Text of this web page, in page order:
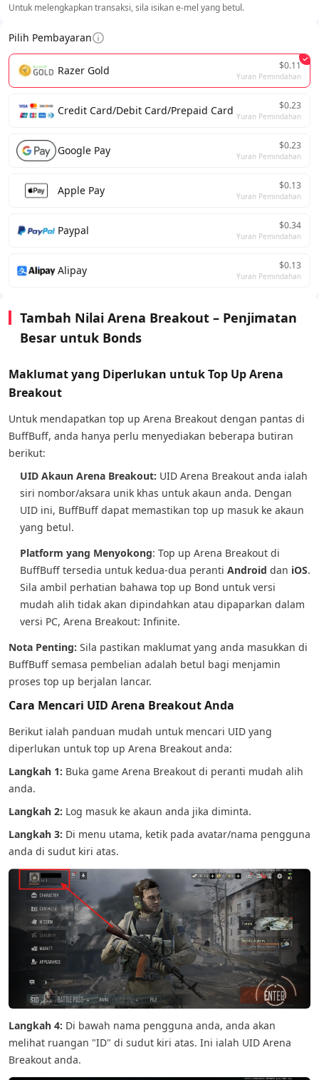
Untuk melengkapkan transaksi, sila isikan e-mel yang betul.
Pilih Pembayaran
Razer Gold $0.11
Yuran Pemindahan
Credit Card/Debit Card/Prepaid Card $0.23
Yuran Pemindahan
Google Pay $0.23
Yuran Pemindahan
Apple Pay $0.13
Yuran Pemindahan
Paypal $0.34
Yuran Pemindahan
Alipay $0.13
Yuran Pemindahan
Tambah Nilai Arena Breakout – Penjimatan
Besar untuk Bonds
Maklumat yang Diperlukan untuk Top Up Arena
Breakout
Untuk mendapatkan top up Arena Breakout dengan pantas di
BuffBuff, anda hanya perlu menyediakan beberapa butiran
berikut:
UID Akaun Arena Breakout: UID Arena Breakout anda ialah
siri nombor/aksara unik khas untuk akaun anda. Dengan
UID ini, BuffBuff dapat memastikan top up masuk ke akaun
yang betul.
Platform yang Menyokong: Top up Arena Breakout di
BuffBuff tersedia untuk kedua-dua peranti Android dan iOS.
Sila ambil perhatian bahawa top up Bond untuk versi
mudah alih tidak akan dipindahkan atau dipaparkan dalam
versi PC, Arena Breakout: Infinite.
Nota Penting: Sila pastikan maklumat yang anda masukkan di
BuffBuff semasa pembelian adalah betul bagi menjamin
proses top up berjalan lancar.
Cara Mencari UID Arena Breakout Anda
Berikut ialah panduan mudah untuk mencari UID yang
diperlukan untuk top up Arena Breakout anda:
Langkah 1: Buka game Arena Breakout di peranti mudah alih
anda.
Langkah 2: Log masuk ke akaun anda jika diminta.
Langkah 3: Di menu utama, ketik pada avatar/nama pengguna
anda di sudut kiri atas.
Langkah 4: Di bawah nama pengguna anda, anda akan
melihat ruangan "ID" di sudut kiri atas. Ini ialah UID Arena
Breakout anda.